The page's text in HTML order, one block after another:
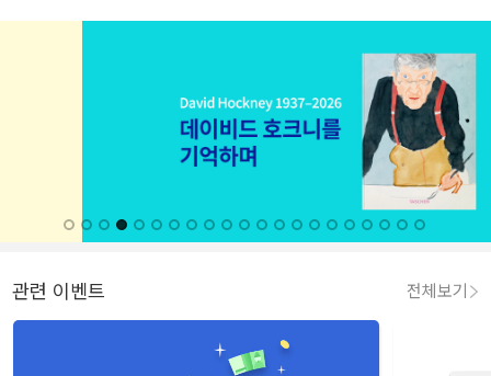
관련 이벤트 전체보기